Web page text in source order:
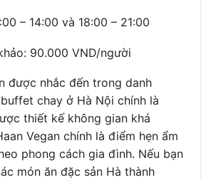
– 14:00 và 18:00 – 21:00
90.000 VND/người
được nhắc đến trong danh
chay ở Hà Nội chính là
thiết kế không gian khá
Vegan chính là điểm hẹn ẩm
phong cách gia đình. Nếu bạn
món ăn đặc sản Hà thành